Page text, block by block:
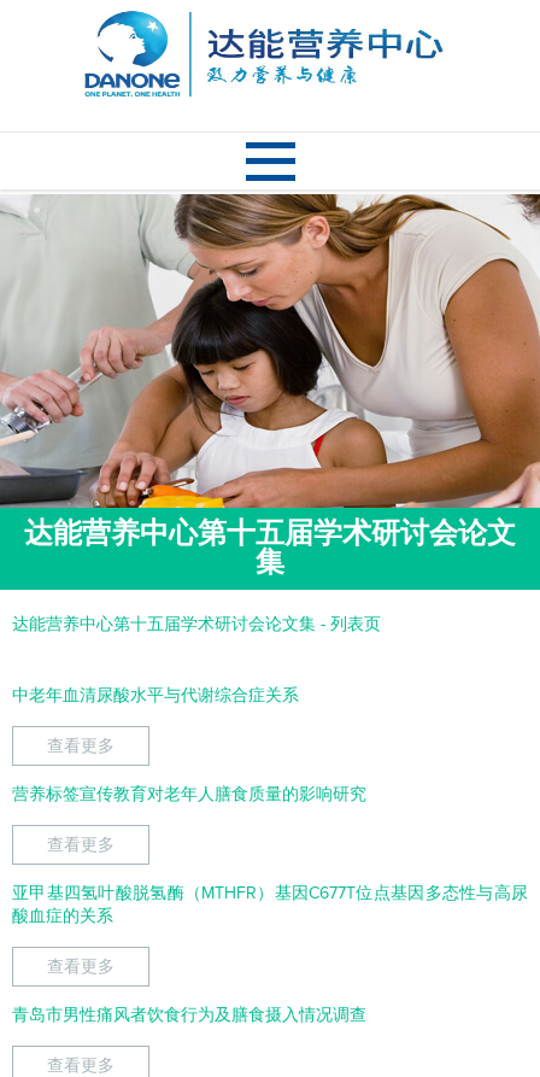
达能营养中心第十五届学术研讨会论文
集
达能营养中心第十五届学术研讨会论文集 - 列表页
中老年血清尿酸水平与代谢综合症关系
查看更多
营养标签宣传教育对老年人膳食质量的影响研究
查看更多
亚甲基四氢叶酸脱氢酶（MTHFR）基因C677T位点基因多态性与高尿
酸血症的关系
查看更多
青岛市男性痛风者饮食行为及膳食摄入情况调查
查看更多